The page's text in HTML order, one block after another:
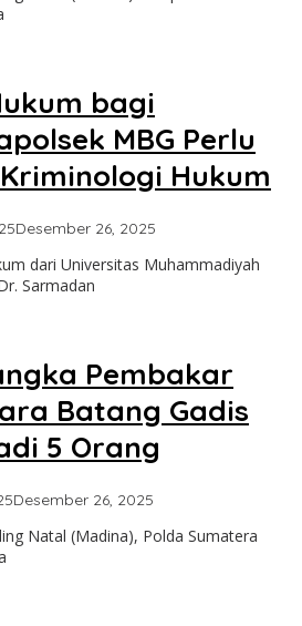
bagi
MBG Perlu
Hukum
Desember 26, 2025
dari Universitas Muhammadiyah
Sarmadan
Pembakar
Batang Gadis
5 Orang
Desember 26, 2025
Natal (Madina), Polda Sumatera